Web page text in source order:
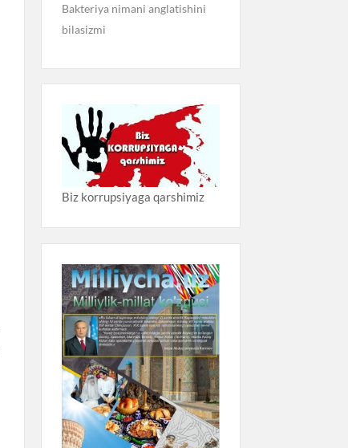
Bakteriya nimani anglatishini
bilasizmi
Biz korrupsiyaga qarshimiz